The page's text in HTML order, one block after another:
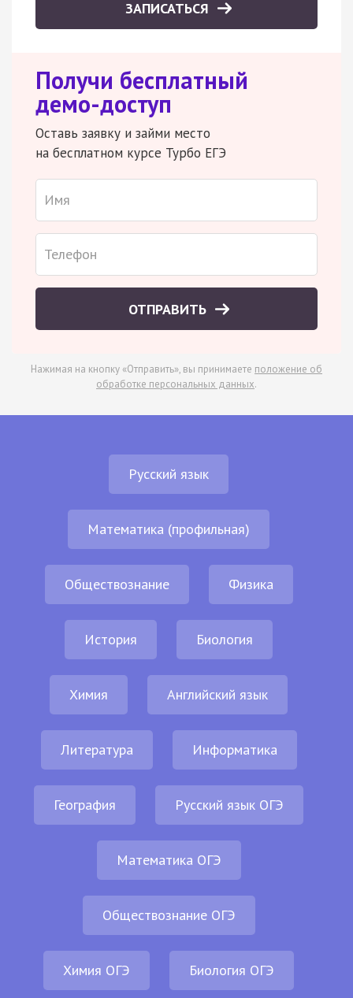
ЗАПИСАТЬСЯ
Получи бесплатный
демо-доступ
Оставь заявку и займи место
на бесплатном курсе Турбо ЕГЭ
ОТПРАВИТЬ
Нажимая на кнопку «Отправить», вы принимаете положение об
обработке персональных данных.
Русский язык
Математика (профильная)
Обществознание Физика
История Биология
Химия Английский язык
Литература Информатика
География Русский язык ОГЭ
Математика ОГЭ
Обществознание ОГЭ
Химия ОГЭ Биология ОГЭ